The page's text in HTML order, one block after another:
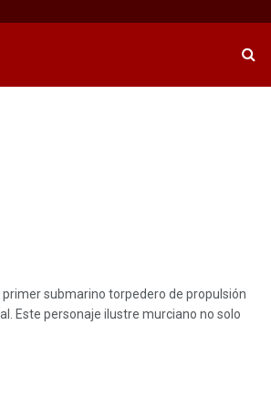
primer submarino torpedero de propulsión
Este personaje ilustre murciano no solo